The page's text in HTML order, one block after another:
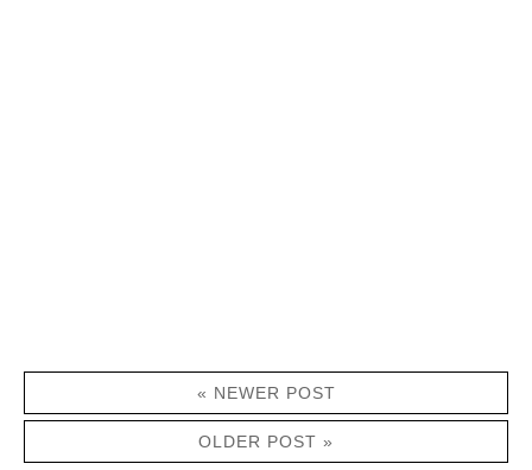
« NEWER POST
OLDER POST »